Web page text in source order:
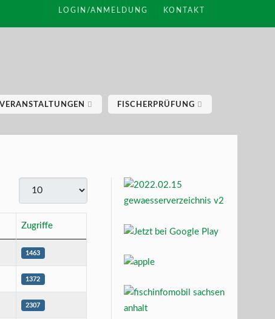
LOGIN/ANMELDUNG KONTAKT
VERANSTALTUNGEN FISCHERPRÜFUNG
Anzeige #
Zugriffe
1463
1372
2307